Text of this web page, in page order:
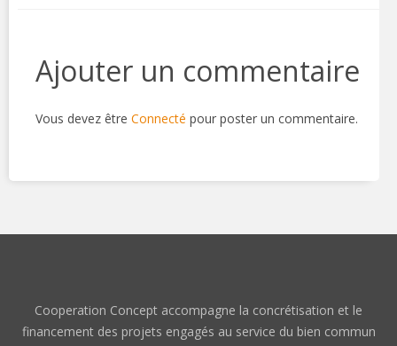
Ajouter un commentaire
Vous devez être Connecté pour poster un commentaire.
Cooperation Concept accompagne la concrétisation et le
financement des projets engagés au service du bien commun